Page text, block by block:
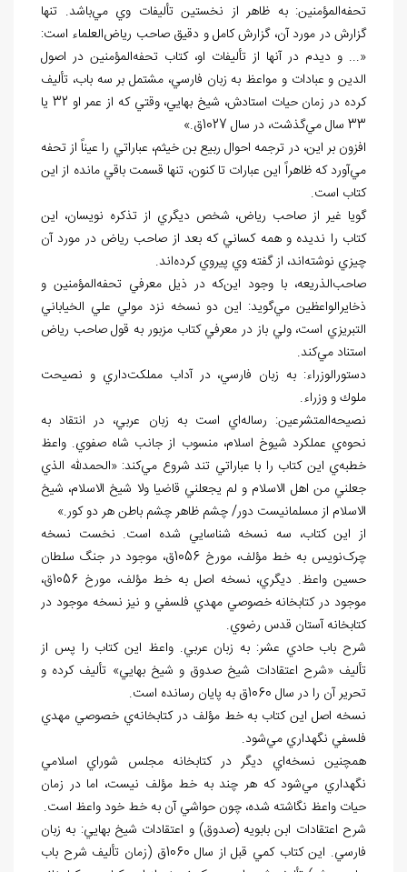
تحفهالمؤمنين: به ظاهر از نخستين تأليفات وي ميباشد. تنها
گزارش در مورد آن، گزارش كامل و دقيق صاحب رياضالعلماء است:
«... و ديدم در آن‏ها از تأليفات او، كتاب تحفهالمؤمنين در اصول
الدين و عبادات و مواعظ به زبان فارسي، مشتمل بر سه باب، تأليف
كرده در زمان حيات استادش، شيخ بهايي، وقتي كه از عمر او 32 يا
33 سال مي
گذشت، در سال 1027ق.»
افزون بر اين، در ترجمه احوال ربيع بن خيثم، عباراتي را عيناً از تحفه
ميآورد كه ظاهراً اين عبارات تا كنون، تنها قسمت باقي مانده از اين
كتاب است.
گويا غير از صاحب رياض، شخص ديگري از تذكره نويسان، اين
كتاب را نديده و همه كساني كه بعد از صاحب رياض در مورد آن
چيزي نوشتهاند، از گفته وي پيروي كردهاند.
صاحبالذريعه، با وجود اينكه در ذيل معرفي تحفهالمؤمنين و
ذخايرالواعظين ميگويد: اين دو نسخه نزد مولي علي الخياباني
التبريزي است، ولي باز در معرفي كتاب مزبور به قول صاحب رياض
استناد ميكند.
دستورالوزراء: به زبان فارسي، در آداب مملكتداري و نصيحت
ملوك و وزراء.
نصيحهالمتشرعين: رسالهاي است به زبان عربي، در انتقاد به
نحوهي عملكرد شيوخ اسلام، منسوب از جانب شاه صفوي. واعظ
خطبهي اين كتاب را با عباراتي تند شروع ميكند: «الحمدلله الذي
جعلني من اهل الاسلام و لم يجعلني قاضيا ولا شيخ الاسلام، شيخ
الاسلام از مسلمانيست دور/ چشم ظاهر چشم باطن هر دو كور.»
از اين کتاب، سه نسخه شناسايي شده است. نخست نسخه
چرک
نويس به خط مؤلف، مورخ 1056ق، موجود در جنگ سلطان
حسين واعظ. ديگري، نسخه اصل به خط مؤلف، مورخ 1056ق،
موجود در کتابخانه خصوصي مهدي فلسفي و نيز نسخه موجود در
کتابخانه آستان قدس رضوي.
شرح باب حادي عشر: به زبان عربي. واعظ اين کتاب را پس از
تأليف «شرح اعتقادات شيخ صدوق و شيخ بهايي» تأليف کرده و
تحرير آن را در سال 1060ق به پايان رسانده است.
نسخه اصل اين کتاب به خط مؤلف در کتابخانهي خصوصي مهدي
فلسفي نگهداري ميشود.
همچنين نسخهاي ديگر در کتابخانه مجلس شوراي اسلامي
نگهداري ميشود که هر چند به خط مؤلف نيست، اما در زمان
حيات واعظ نگاشته شده، چون حواشي آن به خط خود واعظ است.
شرح اعتقادات ابن بابويه (صدوق) و اعتقادات شيخ بهايي: به زبان
فارسي. اين کتاب کمي قبل از سال 1060ق (زمان تأليف شرح باب